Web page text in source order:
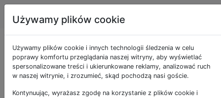
Apple Tagi
Gdzie poszedł folder
~ / Library w Lion?
Używamy plików cookie
Używamy plików cookie i innych technologii śledzenia w celu
poprawy komfortu przeglądania naszej witryny, aby wyświetlać
spersonalizowane treści i ukierunkowane reklamy, analizować ruch
w naszej witrynie, i zrozumieć, skąd pochodzą nasi goście.
Kontynuując, wyrażasz zgodę na korzystanie z plików cookie i